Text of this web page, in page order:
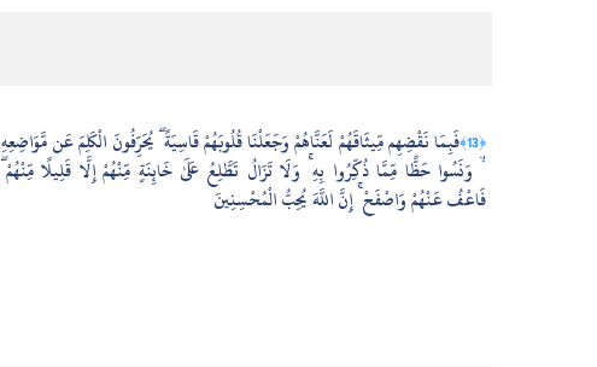
﴿13﴾
فَبِمَا نَقْضِهِم مِّيثَاقَهُمْ لَعَنَّاهُمْ وَجَعَلْنَا قُلُوبَهُمْ قَاسِيَةً ۖ يُحَرِّفُونَ الْكَلِمَ عَن مَّوَاضِعِهِ
ۙ وَنَسُوا حَظًّا مِّمَّا ذُكِّرُوا بِهِ ۚ وَلَا تَزَالُ تَطَّلِعُ عَلَىٰ خَائِنَةٍ مِّنْهُمْ إِلَّا قَلِيلًا مِّنْهُمْ ۖ
فَاعْفُ عَنْهُمْ وَاصْفَحْ ۚ إِنَّ اللَّهَ يُحِبُّ الْمُحْسِنِينَ